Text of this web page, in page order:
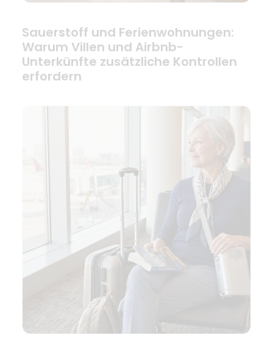
Sauerstoff und Ferienwohnungen:
Warum Villen und Airbnb-
Unterkünfte zusätzliche Kontrollen
erfordern